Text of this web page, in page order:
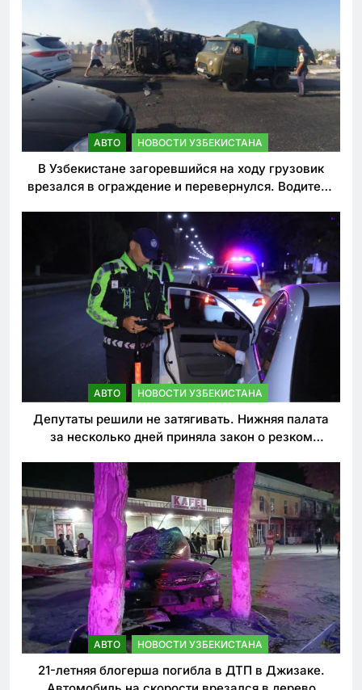
АВТО НОВОСТИ УЗБЕКИСТАНА
В Узбекистане загоревшийся на ходу грузовик
врезался в ограждение и перевернулся. Водитель
АВТО НОВОСТИ УЗБЕКИСТАНА
Депутаты решили не затягивать. Нижняя палата
за несколько дней приняла закон о резком
АВТО НОВОСТИ УЗБЕКИСТАНА
21-летняя блогерша погибла в ДТП в Джизаке.